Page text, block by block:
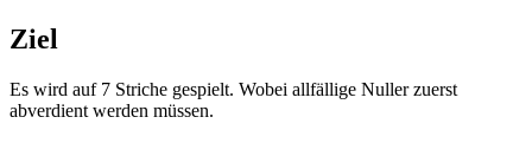
Ziel
Es wird auf 7 Striche gespielt. Wobei allfällige Nuller zuerst
abverdient werden müssen.